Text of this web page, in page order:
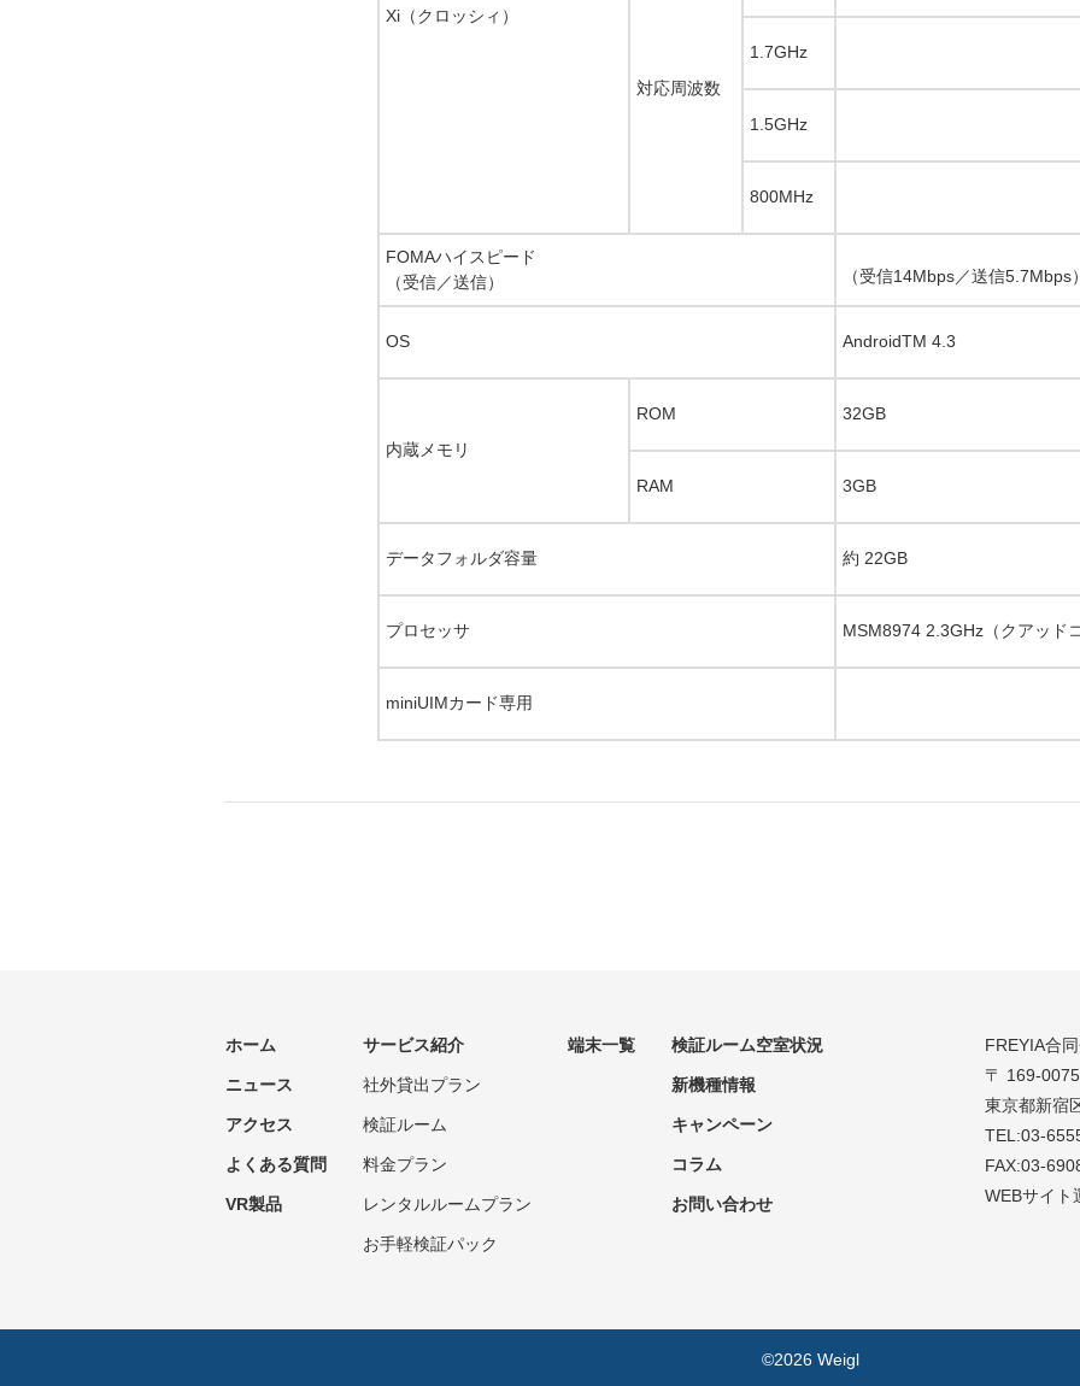
Xi（クロッシィ）
対応周波数
1.7GHz
1.5GHz
800MHz
FOMAハイスピード
（受信／送信）
（受信14Mbps／送信5.7Mbps
OS AndroidTM 4.3
内蔵メモリ
ROM 32GB
RAM 3GB
データフォルダ容量 約 22GB
プロセッサ MSM8974 2.3GHz（クアッド
miniUIMカード専用
ホーム
ニュース
アクセス
よくある質問
VR製品
サービス紹介
社外貸出プラン
検証ルーム
料金プラン
レンタルルームプラン
お手軽検証パック
端末一覧 検証ルーム空室状況
新機種情報
キャンペーン
コラム
お問い合わせ
FREYIA合
〒 169-0075
東京都新宿
TEL:03-
FAX:03-
WEBサイト
©2026 Weigl